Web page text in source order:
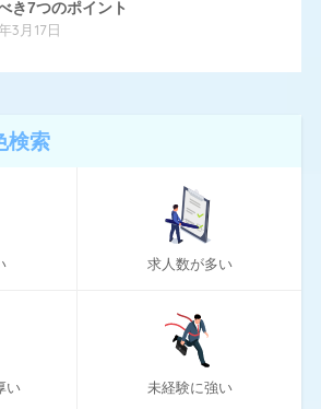
ア
ェント
クトスカウト
ターズ
き7つのポイント
3月17日
検索
求人数が多い
い 未経験に強い